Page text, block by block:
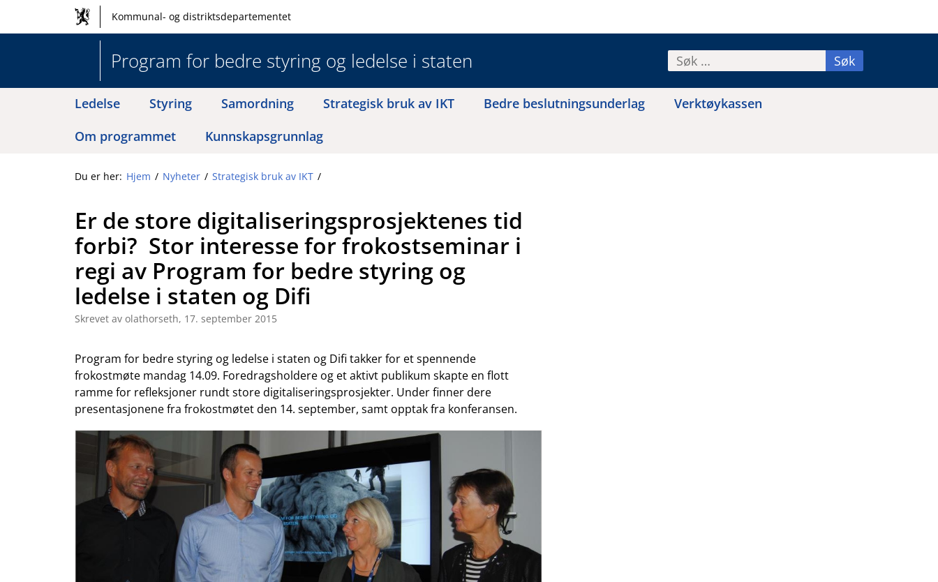
Hovednavigasjon
og
Kommunal- og distriktsdepartementet
Program for bedre styring og ledelse i staten
Søk
etter:
Ledelse Styring Samordning Strategisk bruk av IKT Bedre beslutningsunderlag
Verktøykassen
Om programmet
Kunnskapsgrunnlag
Du er her: Hjem Nyheter Strategisk bruk av IKT
Er de store digitaliseringsprosjektenes tid
forbi? Stor interesse for frokostseminar i
regi av Program for bedre styring og
ledelse i staten og Difi
Skrevet av olathorseth, 17. september 2015
Program for bedre styring og ledelse i staten og Difi takker for et spennende
frokostmøte mandag 14.09. Foredragsholdere og et aktivt publikum skapte en flott
ramme for refleksjoner rundt store digitaliseringsprosjekter. Under finner dere
presentasjonene fra frokostmøtet den 14. september, samt opptak fra konferansen.